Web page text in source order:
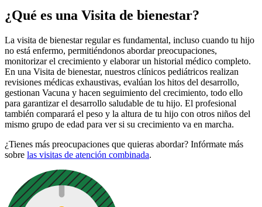
¿Qué es una Visita de bienestar?
La visita de bienestar regular es fundamental, incluso cuando tu hijo
no está enfermo, permitiéndonos abordar preocupaciones,
monitorizar el crecimiento y elaborar un historial médico completo.
En una Visita de bienestar, nuestros clínicos pediátricos realizan
revisiones médicas exhaustivas, evalúan los hitos del desarrollo,
gestionan Vacuna y hacen seguimiento del crecimiento, todo ello
para garantizar el desarrollo saludable de tu hijo. El profesional
también comparará el peso y la altura de tu hijo con otros niños del
mismo grupo de edad para ver si su crecimiento va en marcha.
¿Tienes más preocupaciones que quieras abordar? Infórmate más
sobre las visitas de atención combinada.